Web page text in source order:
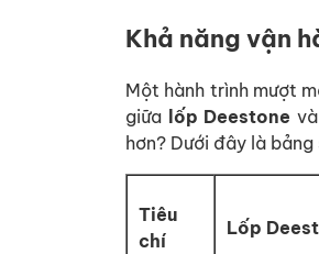
Khả năng vận
Một hành trình mượt
giữa lốp Deestone và
hơn? Dưới đây là
Tiêu
chí
Lốp